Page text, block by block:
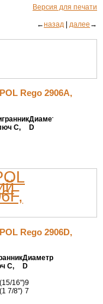
Версия для печати
←назад далее →
Rego 2906A,
С,
Диаметр
D
Rego 2906D,
С,
Диаметр
D
16")9
7/8") 7